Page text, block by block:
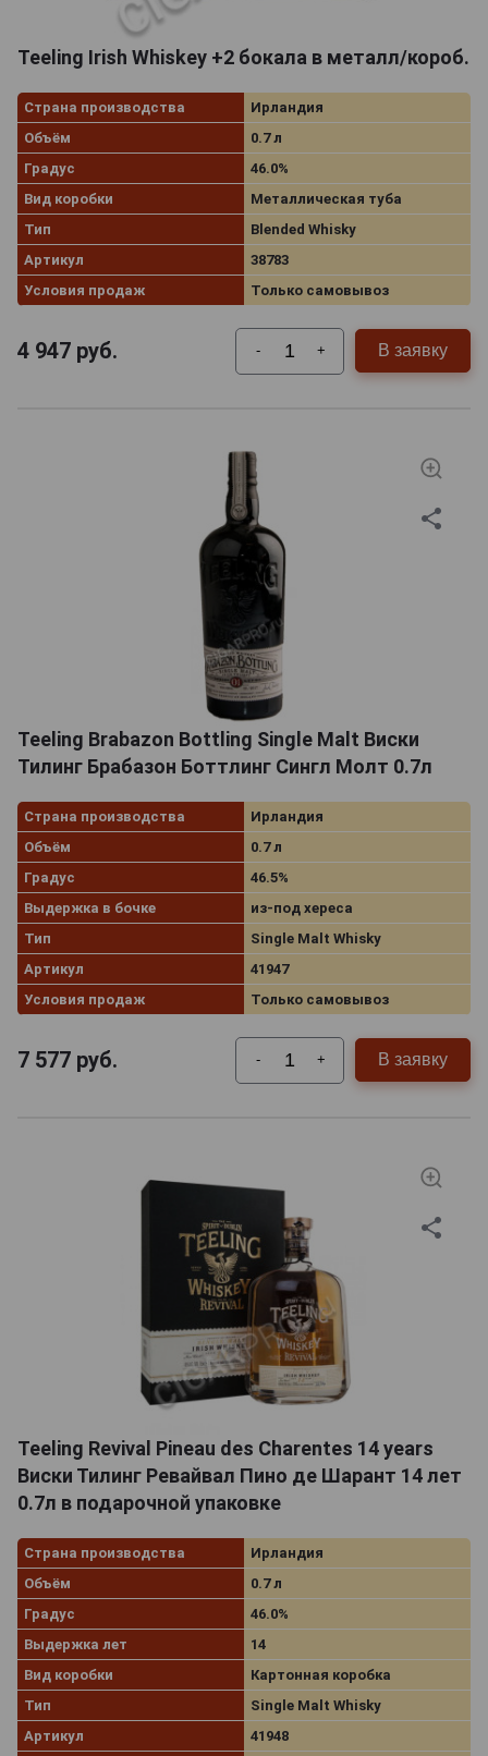
Teeling Irish Whiskey +2 бокала в металл/короб.
Страна производства
Ирландия
Объём
0.7 л
Градус
46.0%
Вид коробки
Металлическая туба
Тип
Blended Whisky
Артикул
38783
Условия продаж
Только самовывоз
4 947 руб. - + В заявку
Teeling Brabazon Bottling Single Malt Виски
Тилинг Брабазон Боттлинг Сингл Молт 0.7л
Страна производства
Ирландия
Объём
0.7 л
Градус
46.5%
Выдержка в бочке
из-под хереса
Тип
Single Malt Whisky
Артикул
41947
Условия продаж
Только самовывоз
7 577 руб. - + В заявку
Teeling Revival Pineau des Charentes 14 years
Виски Тилинг Ревайвал Пино де Шарант 14 лет
0.7л в подарочной упаковке
Страна производства
Ирландия
Объём
0.7 л
Градус
46.0%
Выдержка лет
14
Вид коробки
Картонная коробка
Тип
Single Malt Whisky
Артикул
41948